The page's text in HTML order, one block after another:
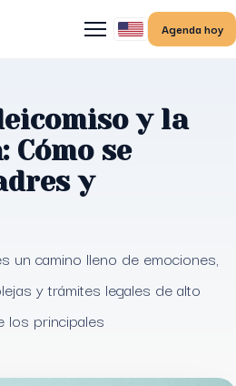
Agenda hoy
y la
Cómo se
y
un camino lleno de emociones,
y trámites legales de alto
los principales